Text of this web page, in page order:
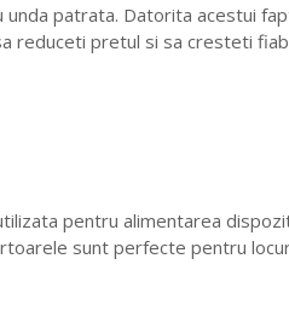
unda patrata. Datorita acestui
reduceti pretul si sa cresteti
pentru alimentarea
sunt perfecte pentru